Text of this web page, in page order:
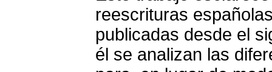
reescrituras
publicadas desde el
él se analizan las